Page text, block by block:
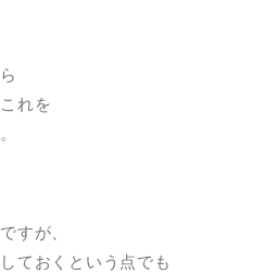
れを
すが、
ておくという点でも